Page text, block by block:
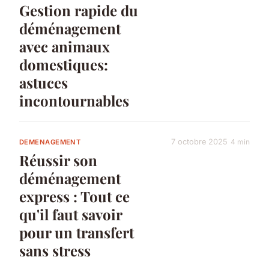
Gestion rapide du
déménagement
avec animaux
domestiques:
astuces
incontournables
DEMENAGEMENT
Réussir son
déménagement
express : Tout ce
qu'il faut savoir
pour un transfert
sans stress
7 octobre 2025 4 min